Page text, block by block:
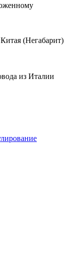
(Негабарит)
из Италии